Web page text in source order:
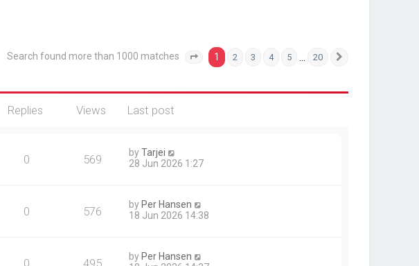
Search found more than 1000 matches Page 1 of
1 2 3 4 5 20
Replies Views Last post
0 569 byTarjei
28 Jun 2026 1:27
0 576 by Per Hansen
18 Jun 2026 14:38
0 495 by Per Hansen